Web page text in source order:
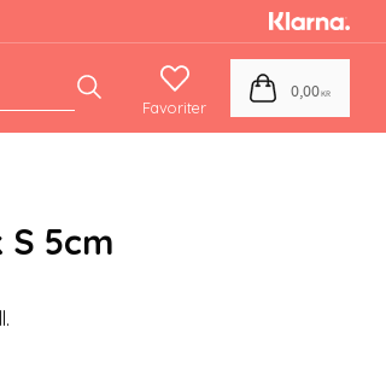
FavoriterKundvagn
0,00KR
5cm